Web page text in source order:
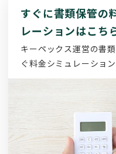
すぐに書類保管の
レーションはこち
キーペックス運営の書
ぐ料金シミュレーショ